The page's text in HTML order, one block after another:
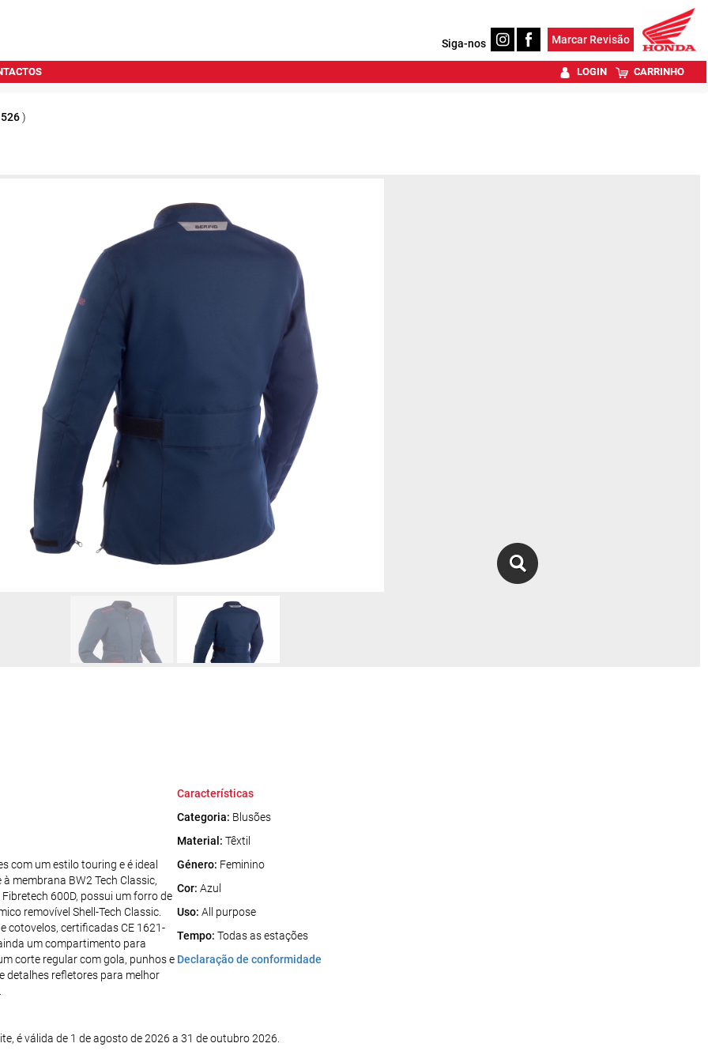
Siga-nos Marcar Revisão
LOGIN CARRINHO
)
com um estilo touring e é ideal
membrana BW2 Tech Classic,
600D, possui um forro de
removível Shell-Tech Classic.
cotovelos, certificadas CE 1621-
um compartimento para
corte regular com gola, punhos e
detalhes refletores para melhor
Características
Categoria: Blusões
Material: Têxtil
Género: Feminino
Cor: Azul
Uso: All purpose
Tempo: Todas as estações
Declaração de conformidade
é válida de 1 de agosto de 2026 a 31 de outubro 2026.